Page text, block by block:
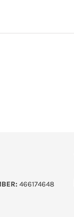
466174648